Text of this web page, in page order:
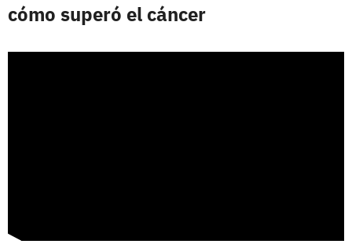
cómo superó el cáncer